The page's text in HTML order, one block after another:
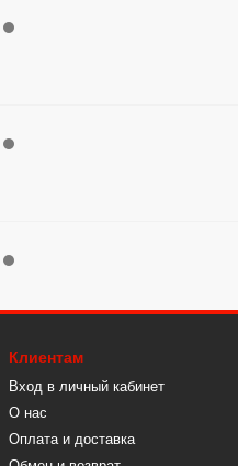
Клиентам
Вход в личный кабинет
О нас
Оплата и доставка